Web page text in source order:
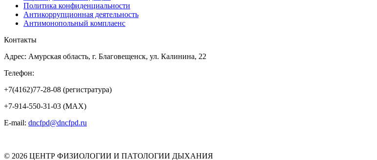
Политика конфиденциальности
Антикоррупционная деятельность
Антимонопольный комплаенс
Контакты
Адрес: Амурская область, г. Благовещенск, ул. Калинина, 22
Телефон:
+7(4162)77-28-08 (регистратура)
+7-914-550-31-03 (MAX)
E-mail: dncfpd@dncfpd.ru
© 2026 ЦЕНТР ФИЗИОЛОГИИ И ПАТОЛОГИИ ДЫХАНИЯ